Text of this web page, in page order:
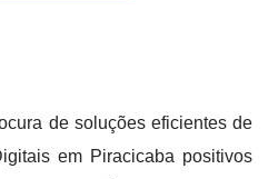
de soluções eficientes de
em Piracicaba positivos